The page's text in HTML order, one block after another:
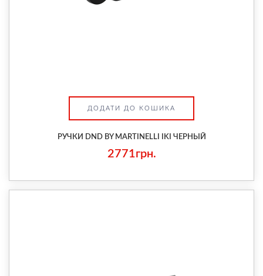
ДОДАТИ ДО КОШИКА
РУЧКИ DND BY MARTINELLI IKI ЧЕРНЫЙ
2771грн.